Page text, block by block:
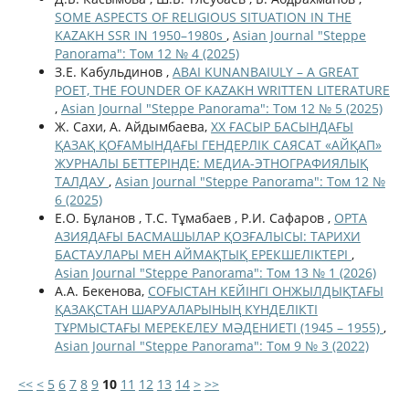
SOME ASPECTS OF RELIGIOUS SITUATION IN THE
KAZAKH SSR IN 1950–1980s , Asian Journal "Steppe
Panorama": Том 12 № 4 (2025)
З.Е. Кабульдинов , ABAI KUNANBAIULY – A GREAT
POET, THE FOUNDER OF KAZAKH WRITTEN LITERATURE
, Asian Journal "Steppe Panorama": Том 12 № 5 (2025)
Ж. Сахи, А. Айдымбаева, ХХ ҒАСЫР БАСЫНДАҒЫ
ҚАЗАҚ ҚОҒАМЫНДАҒЫ ГЕНДЕРЛІК САЯСАТ «АЙҚАП»
ЖУРНАЛЫ БЕТТЕРІНДЕ: МЕДИА-ЭТНОГРАФИЯЛЫҚ
ТАЛДАУ , Asian Journal "Steppe Panorama": Том 12 №
6 (2025)
Е.О. Бұланов , Т.С. Тұмабаев , Р.И. Сафаров , ОРТА
АЗИЯДАҒЫ БАСМАШЫЛАР ҚОЗҒАЛЫСЫ: ТАРИХИ
БАСТАУЛАРЫ МЕН АЙМАҚТЫҚ ЕРЕКШЕЛІКТЕРІ ,
Asian Journal "Steppe Panorama": Том 13 № 1 (2026)
А.А. Бекенова, СОҒЫСТАН КЕЙІНГІ ОНЖЫЛДЫҚТАҒЫ
ҚАЗАҚСТАН ШАРУАЛАРЫНЫҢ КҮНДЕЛІКТІ
ТҰРМЫСТАҒЫ МЕРЕКЕЛЕУ МӘДЕНИЕТІ (1945 – 1955) ,
Asian Journal "Steppe Panorama": Том 9 № 3 (2022)
<< < 5 6 7 8 9 10 11 12 13 14 > >>